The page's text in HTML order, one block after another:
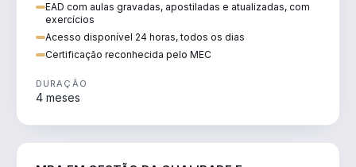
EAD com aulas gravadas, apostiladas e atualizadas, com
exercícios
Acesso disponível 24 horas, todos os dias
Certificação reconhecida pelo MEC
DURAÇÃO
4 meses